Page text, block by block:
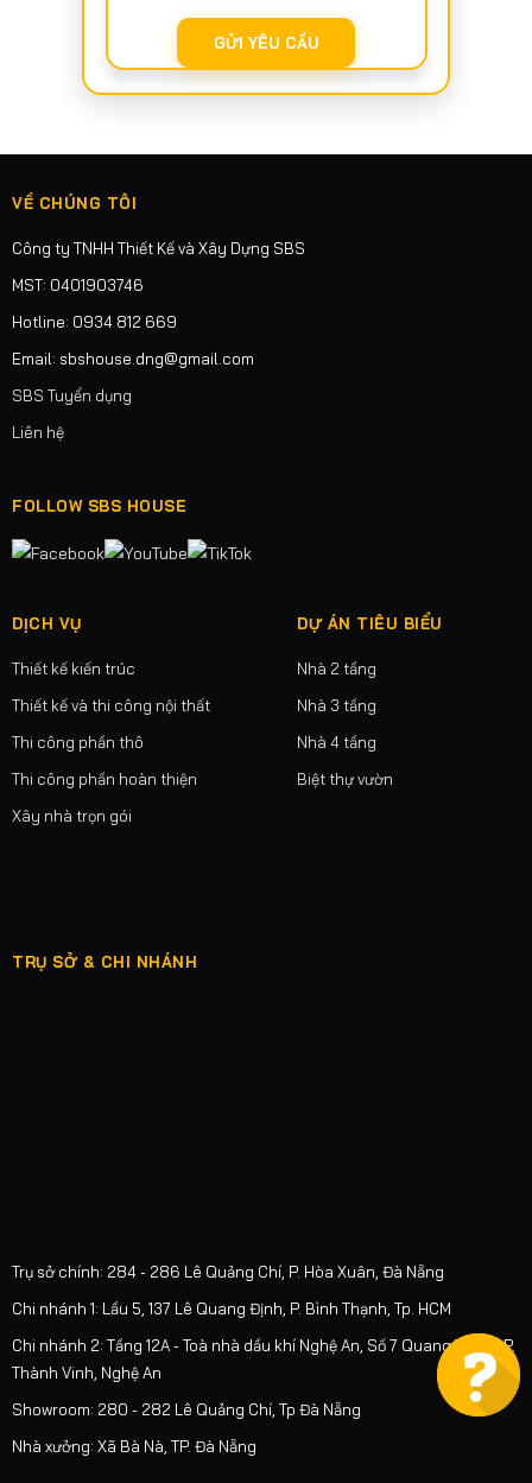
VỀ CHÚNG TÔI
Công ty TNHH Thiết Kế và Xây Dựng SBS
MST: 0401903746
Hotline: 0934 812 669
Email: sbshouse.dng@gmail.com
SBS Tuyển dụng
Liên hệ
FOLLOW SBS HOUSE
DỊCH VỤ
Thiết kế kiến trúc
Thiết kế và thi công nội thất
Thi công phần thô
Thi công phần hoàn thiện
Xây nhà trọn gói
DỰ ÁN TIÊU BIỂU
Nhà 2 tầng
Nhà 3 tầng
Nhà 4 tầng
Biệt thự vườn
TRỤ SỞ & CHI NHÁNH
Trụ sở chính: 284 - 286 Lê Quảng Chí, P. Hòa Xuân, Đà Nẵng
Chi nhánh 1: Lầu 5, 137 Lê Quang Định, P. Bình Thạnh, Tp. HCM
Chi nhánh 2: Tầng 12A - Toà nhà dầu khí Nghệ An, Số 7 Quang Trung, P.
Thành Vinh, Nghệ An
Showroom: 280 - 282 Lê Quảng Chí, Tp Đà Nẵng
Nhà xưởng: Xã Bà Nà, TP. Đà Nẵng